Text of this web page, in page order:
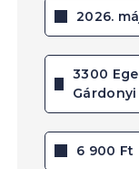
2026.
3300
Gárdonyi
6 900 Ft